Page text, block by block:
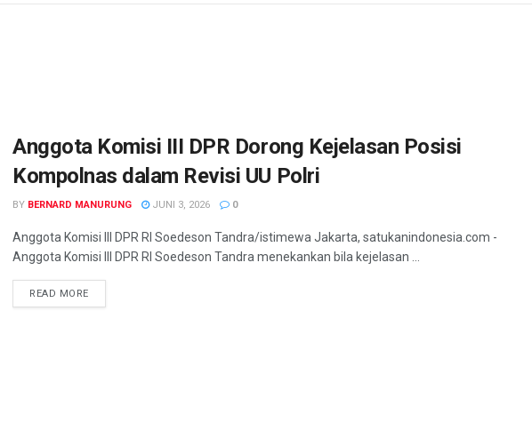
Anggota Komisi III DPR Dorong Kejelasan Posisi
Kompolnas dalam Revisi UU Polri
BY BERNARD MANURUNG JUNI 3, 2026 0
Anggota Komisi III DPR RI Soedeson Tandra/istimewa Jakarta, satukanindonesia.com -
Anggota Komisi III DPR RI Soedeson Tandra menekankan bila kejelasan ...
READ MORE